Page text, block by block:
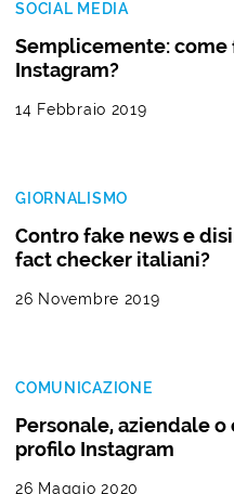
SOCIAL MEDIA
Semplicemente: come
Instagram?
14 Febbraio 2019
GIORNALISMO
Contro fake news e
fact checker italiani?
26 Novembre 2019
COMUNICAZIONE
Personale, aziendale
profilo Instagram
26 Maggio 2020